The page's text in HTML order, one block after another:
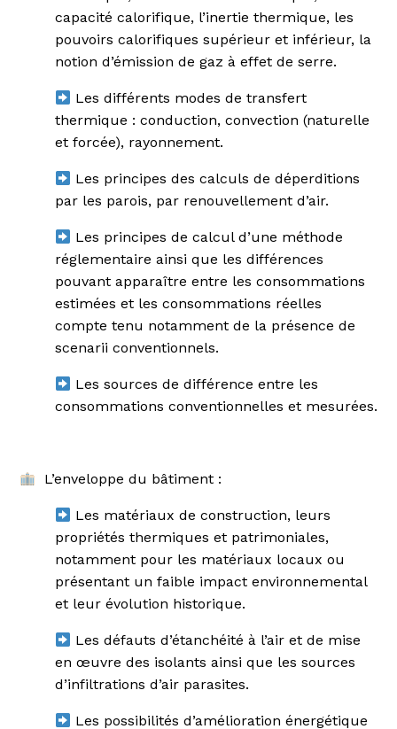
capacité calorifique, l’inertie thermique, les
pouvoirs calorifiques supérieur et inférieur, la
notion d’émission de gaz à effet de serre.
Les différents modes de transfert
thermique : conduction, convection (naturelle
et forcée), rayonnement.
Les principes des calculs de déperditions
par les parois, par renouvellement d’air.
Les principes de calcul d’une méthode
réglementaire ainsi que les différences
pouvant apparaître entre les consommations
estimées et les consommations réelles
compte tenu notamment de la présence de
scenarii conventionnels.
Les sources de différence entre les
consommations conventionnelles et mesurées.
L’enveloppe du bâtiment :
Les matériaux de construction, leurs
propriétés thermiques et patrimoniales,
notamment pour les matériaux locaux ou
présentant un faible impact environnemental
et leur évolution historique.
Les défauts d’étanchéité à l’air et de mise
en œuvre des isolants ainsi que les sources
d’infiltrations d’air parasites.
Les possibilités d’amélioration énergétique